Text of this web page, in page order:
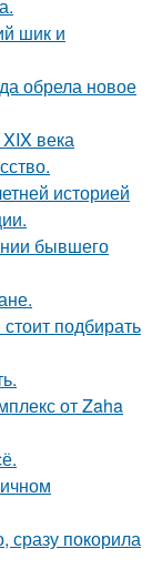
шик и
обрела новое
века
историей
бывшего
подбирать
от Zaha
сразу покорила